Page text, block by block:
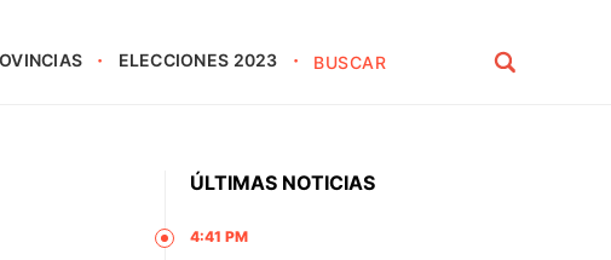
ELECCIONES 2023
ÚLTIMAS NOTICIAS
4:41 PM